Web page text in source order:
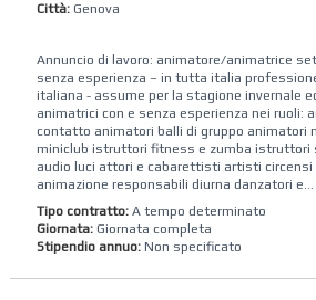
Città:Genova
Annuncio di lavoro: animatore/animatrice
senza esperienza – in tutta italia
italiana - assume per la stagione invernale
animatrici con e senza esperienza nei ruoli:
contatto animatori balli di gruppo animatori
miniclub istruttori fitness e zumba istruttori
audio luci attori e cabarettisti artisti
animazione responsabili diurna danzatori e...
Tipo contratto:A tempo determinato
Giornata: Giornata completa
Stipendio annuo: Non specificato